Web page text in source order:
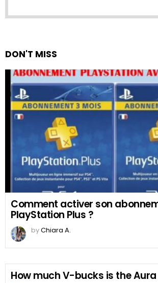
DON'T MISS
Comment activer son
PlayStation Plus ?
byChiara A.
How much V-bucks is the Aura